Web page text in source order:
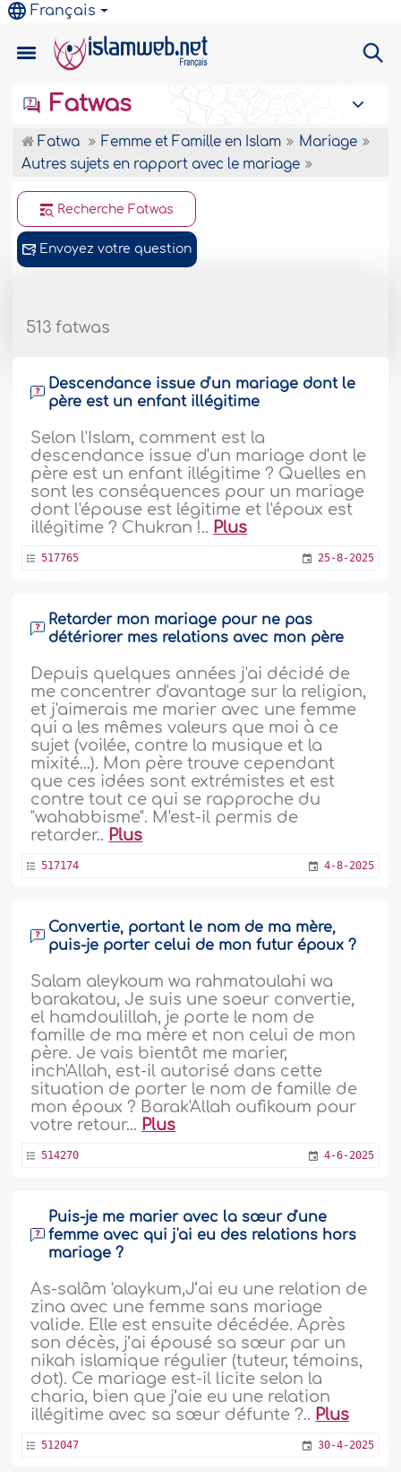
Français
Fatwas
Fatwa Femme et Famille en Islam
Mariage
Autres sujets en rapport avec le mariage
Recherche Fatwas
Envoyez votre question
513 fatwas
Descendance issue d'un mariage dont le
père est un enfant illégitime
Selon l'Islam, comment est la
descendance issue d'un mariage dont le
père est un enfant illégitime ? Quelles en
sont les conséquences pour un mariage
dont l'épouse est légitime et l'époux est
illégitime ? Chukran !.. Plus
517765 25-8-2025
Retarder mon mariage pour ne pas
détériorer mes relations avec mon père
Depuis quelques années j'ai décidé de
me concentrer d'avantage sur la religion,
et j'aimerais me marier avec une femme
qui a les mêmes valeurs que moi à ce
sujet (voilée, contre la musique et la
mixité...). Mon père trouve cependant
que ces idées sont extrémistes et est
contre tout ce qui se rapproche du
"wahabbisme". M'est-il permis de
retarder.. Plus
517174 4-8-2025
Convertie, portant le nom de ma mère,
puis-je porter celui de mon futur époux ?
Salam aleykoum wa rahmatoulahi wa
barakatou, Je suis une soeur convertie,
el hamdoulillah, je porte le nom de
famille de ma mère et non celui de mon
père. Je vais bientôt me marier,
inch'Allah, est-il autorisé dans cette
situation de porter le nom de famille de
mon époux ? Barak'Allah oufikoum pour
votre retour... Plus
514270 4-6-2025
Puis-je me marier avec la sœur d'une
femme avec qui j'ai eu des relations hors
mariage ?
As-salâm 'alaykum,J’ai eu une relation de
zina avec une femme sans mariage
valide. Elle est ensuite décédée. Après
son décès, j’ai épousé sa sœur par un
nikah islamique régulier (tuteur, témoins,
dot). Ce mariage est-il licite selon la
charia, bien que j’aie eu une relation
illégitime avec sa sœur défunte ?.. Plus
512047 30-4-2025